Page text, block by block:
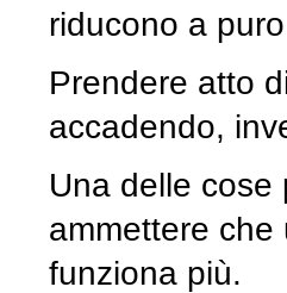
riducono a
Prendere atto
accadendo,
Una delle cose
ammettere
funziona più.